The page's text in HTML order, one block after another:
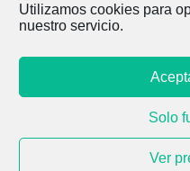
Utilizamos cookies para
nuestro servicio.
Solo
Ver